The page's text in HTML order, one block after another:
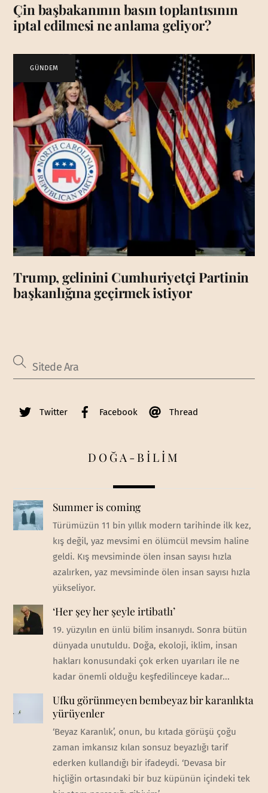
Çin başbakanının basın toplantısının
iptal edilmesi ne anlama geliyor?
GÜNDEM
Trump, gelinini Cumhuriyetçi Partinin
başkanlığına geçirmek istiyor
Twitter Facebook Thread
DOĞA-BİLİM
Summer is coming
Türümüzün 11 bin yıllık modern tarihinde ilk kez,
kış değil, yaz mevsimi en ölümcül mevsim haline
geldi. Kış mevsiminde ölen insan sayısı hızla
azalırken, yaz mevsiminde ölen insan sayısı hızla
yükseliyor.
‘Her şey her şeyle irtibatlı’
19. yüzyılın en ünlü bilim insanıydı. Sonra bütün
dünyada unutuldu. Doğa, ekoloji, iklim, insan
hakları konusundaki çok erken uyarıları ile ne
kadar önemli olduğu keşfedilinceye kadar...
Ufku görünmeyen bembeyaz bir karanlıkta
yürüyenler
‘Beyaz Karanlık’, onun, bu kıtada görüşü çoğu
zaman imkansız kılan sonsuz beyazlığı tarif
ederken kullandığı bir ifadeydi. ‘Devasa bir
hiçliğin ortasındaki bir buz küpünün içindeki tek